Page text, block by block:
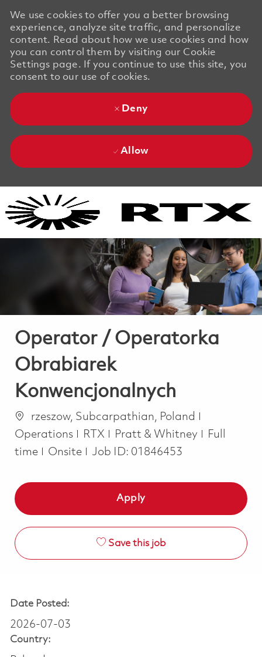
We use cookies to offer you a better browsing
experience, analyze site traffic, and personalize
content. Read about how we use cookies and how
you can control them by visiting our Cookie
Settings page. If you continue to use this site, you
consent to our use of cookies.
Deny
Allow
Operator / Operatorka
Obrabiarek
Konwencjonalnych
Location
rzeszow, Subcarpathian, Poland
Operations
RTX Pratt & Whitney Job Type
Full
time
Onsite Job ID: 01846453
Apply
Save this job
Date Posted:
2026-07-03
Country: